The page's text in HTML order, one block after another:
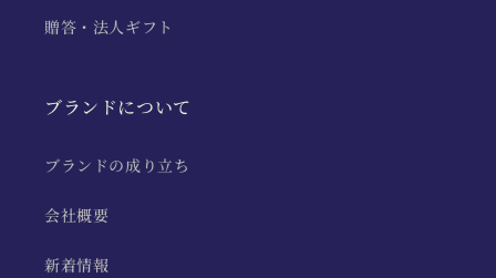
贈答・法人ギフト
ブランドについて
ブランドの成り立ち
会社概要
新着情報